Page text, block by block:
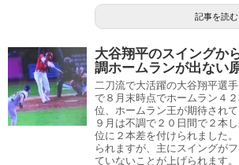
記事を読む
大谷翔平のスイングか
調ホームランが出ない
二刀流で大活躍の大谷翔平選
で８月末時点でホームラン４
位、ホームラン王が期待されて
９月は不調で２０日間で２本
位に２本差を付けられました
られますが、主にスイングが
ていないことが上げられます。